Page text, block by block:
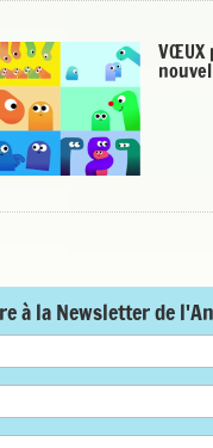
VŒUX
à la Newsletter de